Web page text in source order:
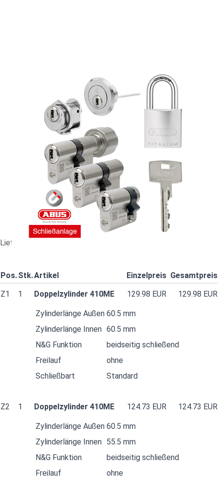
GS-Anlage ABUS Magtec 2500 #88747
565,93 €
+
Dodací lhůta: 3-4 Wochen
Lieferzeit ca. 3-4 Wochen
Pos.Stk.Artikel Einzelpreis Gesamtpreis
Z1
1 Doppelzylinder 410ME 129.98 EUR 129.98 EUR
Zylinderlänge Außen 60.5 mm
Zylinderlänge Innen 60.5 mm
N&G Funktion
beidseitig schließend
Freilauf
ohne
Schließbart
Standard
Z2 1 Doppelzylinder 410ME 124.73 EUR 124.73 EUR
Zylinderlänge Außen 60.5 mm
Zylinderlänge Innen 55.5 mm
N&G Funktion
beidseitig schließend
Freilauf
ohne